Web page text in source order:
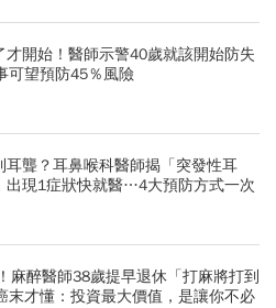
才開始！醫師示警40歲就該開始防失
可望預防45％風險
耳聾？耳鼻喉科醫師揭「突發性耳
出現1症狀快就醫…4大預防方式一次
麻醉醫師38歲提早退休「打麻將打到
末才懂：投資最大價值，是讓你不必